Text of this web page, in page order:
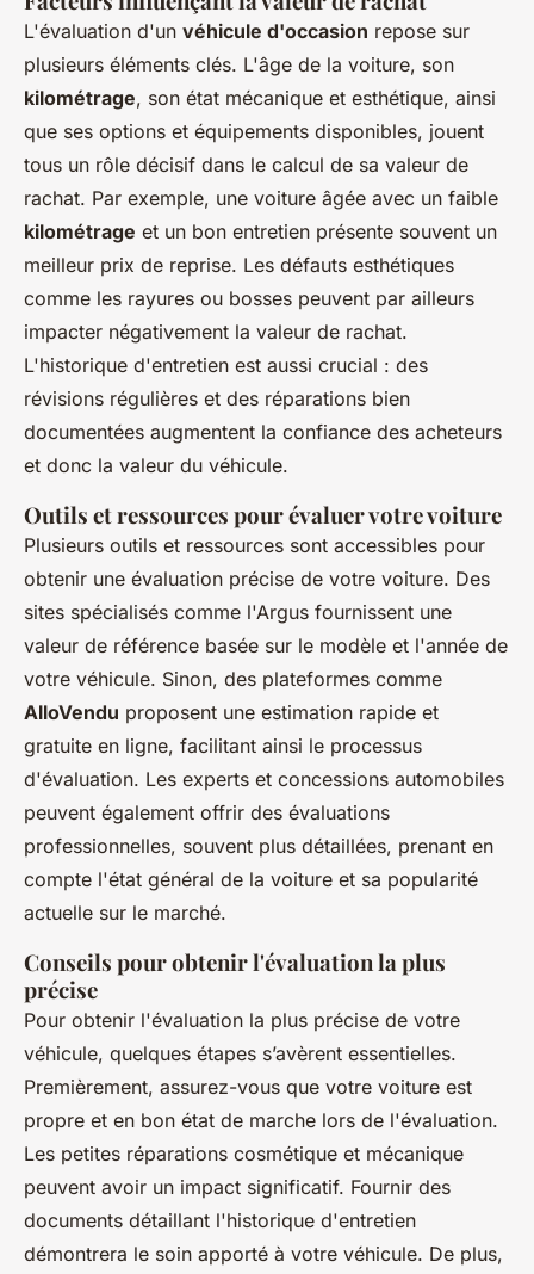
L'évaluation d'un véhicule d'occasion repose sur
plusieurs éléments clés. L'âge de la voiture, son
kilométrage, son état mécanique et esthétique, ainsi
que ses options et équipements disponibles, jouent
tous un rôle décisif dans le calcul de sa valeur de
rachat. Par exemple, une voiture âgée avec un faible
kilométrage et un bon entretien présente souvent un
meilleur prix de reprise. Les défauts esthétiques
comme les rayures ou bosses peuvent par ailleurs
impacter négativement la valeur de rachat.
L'historique d'entretien est aussi crucial : des
révisions régulières et des réparations bien
documentées augmentent la confiance des acheteurs
et donc la valeur du véhicule.
Outils et ressources pour évaluer votre voiture
Plusieurs outils et ressources sont accessibles pour
obtenir une évaluation précise de votre voiture. Des
sites spécialisés comme l'Argus fournissent une
valeur de référence basée sur le modèle et l'année de
votre véhicule. Sinon, des plateformes comme
AlloVendu proposent une estimation rapide et
gratuite en ligne, facilitant ainsi le processus
d'évaluation. Les experts et concessions automobiles
peuvent également offrir des évaluations
professionnelles, souvent plus détaillées, prenant en
compte l'état général de la voiture et sa popularité
actuelle sur le marché.
Conseils pour obtenir l'évaluation la plus
précise
Pour obtenir l'évaluation la plus précise de votre
véhicule, quelques étapes s’avèrent essentielles.
Premièrement, assurez-vous que votre voiture est
propre et en bon état de marche lors de l'évaluation.
Les petites réparations cosmétique et mécanique
peuvent avoir un impact significatif. Fournir des
documents détaillant l'historique d'entretien
démontrera le soin apporté à votre véhicule. De plus,